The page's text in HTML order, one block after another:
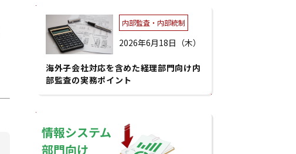
内部監査・内部統制
2026年6月18日（木）
海外子会社対応を含めた経理部門向け内
部監査の実務ポイント
情報システム
部門向け